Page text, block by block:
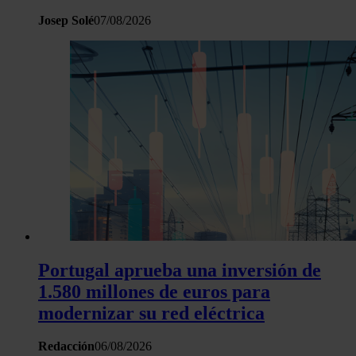
Josep Solé07/08/2026
Portugal aprueba una inversión de
1.580 millones de euros para
modernizar su red eléctrica
Redacción06/08/2026